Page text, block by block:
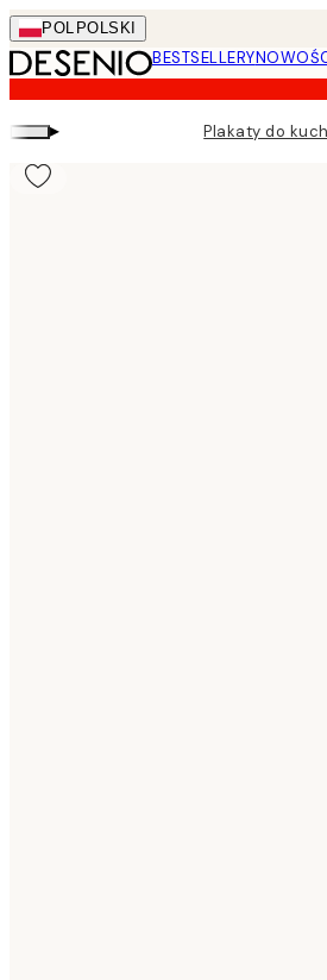
Skip
to
main
content.
POL POLSKI
BESTSELLERY
▸ Plakaty do